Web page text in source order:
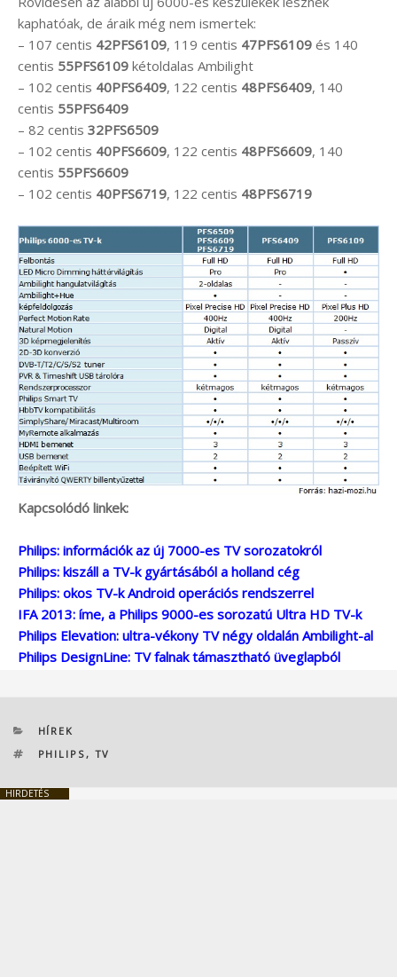
kaphatóak, de áraik még nem ismertek:
– 107 centis 42PFS6109, 119 centis 47PFS6109 és 140
centis 55PFS6109 kétoldalas Ambilight
– 102 centis 40PFS6409, 122 centis 48PFS6409, 140
centis 55PFS6409
– 82 centis 32PFS6509
– 102 centis 40PFS6609, 122 centis 48PFS6609, 140
centis 55PFS6609
– 102 centis 40PFS6719, 122 centis 48PFS6719
Kapcsolódó linkek:
Philips: információk az új 7000-es TV sorozatokról
Philips: kiszáll a TV-k gyártásából a holland cég
Philips: okos TV-k Android operációs rendszerrel
IFA 2013: íme, a Philips 9000-es sorozatú Ultra HD TV-k
Philips Elevation: ultra-vékony TV négy oldalán Ambilight-al
Philips DesignLine: TV falnak támasztható üveglapból
KATEGÓRIÁK
HÍREK
CÍMKÉK
PHILIPS, TV
HIRDETÉS